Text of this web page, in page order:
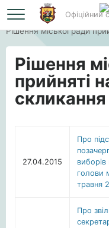
Офіційний
Головна
Рішення міської ради
Рішення
прийняті
скликання
27.04.2015
Про
виборів
голови
травня
Про